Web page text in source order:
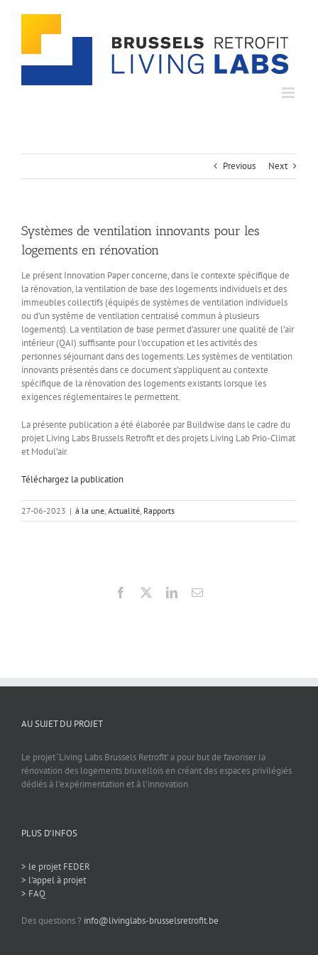
Previous Next
Systèmes de ventilation innovants pour les
logements en rénovation
Le présent Innovation Paper concerne, dans le contexte spécifique de
la rénovation, la ventilation de base des logements individuels et des
immeubles collectifs (équipés de systèmes de ventilation individuels
ou d’un système de ventilation centralisé commun à plusieurs
logements). La ventilation de base permet d’assurer une qualité de l’air
intérieur (QAI) suffisante pour l’occupation et les activités des
personnes séjournant dans des logements. Les systèmes de ventilation
innovants présentés dans ce document s’appliquent au contexte
spécifique de la rénovation des logements existants lorsque les
exigences réglementaires le permettent.
La présente publication a été élaborée par Buildwise dans le cadre du
projet Living Labs Brussels Retrofit et des projets Living Lab Prio-Climat
et Modul’air.
Téléchargez la publication
27-06-2023 | à la une, Actualité, Rapports
Facebook LinkedInEmail
AU SUJET DU PROJET
Le projet ‘Living Labs Brussels Retrofit’ a pour but de favoriser la
rénovation des logements bruxellois en créant des espaces privilégiés
dédiés à l’expérimentation et à l’innovation.
PLUS D’INFOS
> le projet FEDER
> l'appel à projet
> FAQ
Des questions ? info@livinglabs-brusselsretrofit.be